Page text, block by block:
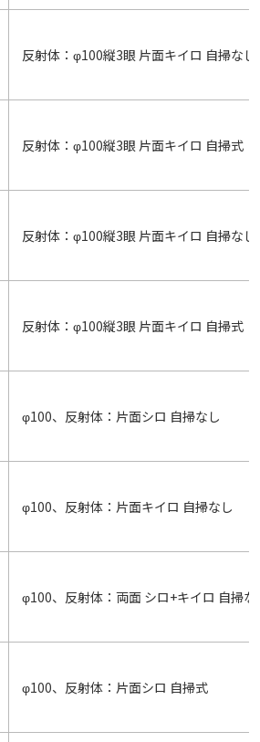
反射体：φ100縦3眼 片面キイロ 自掃なし
反射体：φ100縦3眼 片面キイロ 自掃式
反射体：φ100縦3眼 片面キイロ 自掃なし
反射体：φ100縦3眼 片面キイロ 自掃式
φ100、反射体：片面シロ 自掃なし
φ100、反射体：片面キイロ 自掃なし
φ100、反射体：両面 シロ+キイロ 自掃な
φ100、反射体：片面シロ 自掃式